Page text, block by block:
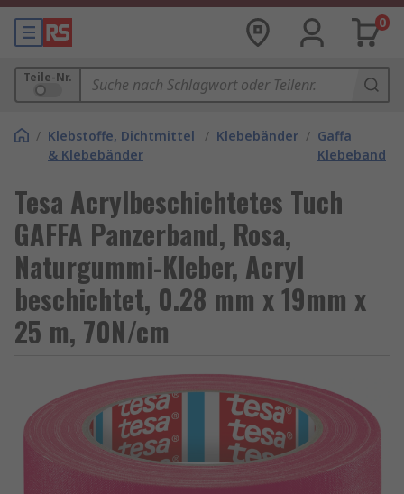
0
Teile-Nr.
/ Klebstoffe, Dichtmittel
& Klebebänder
/ Klebebänder / Gaffa
Klebeband
Tesa Acrylbeschichtetes Tuch
GAFFA Panzerband, Rosa,
Naturgummi-Kleber, Acryl
beschichtet, 0.28 mm x 19mm x
25 m, 70N/cm